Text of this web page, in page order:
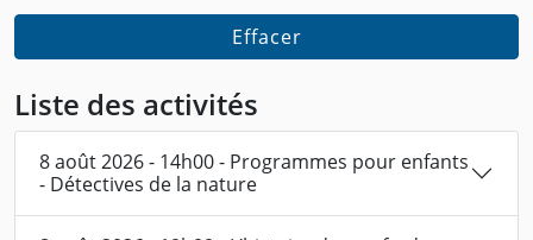
Effacer
Liste des activités
8 août 2026 - 14h00 - Programmes pour enfants
- Détectives de la nature